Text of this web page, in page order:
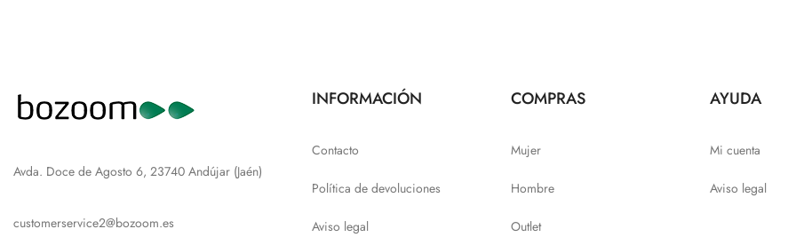
Avda. Doce de Agosto 6, 23740 Andújar (Jaén)
customerservice2@bozoom.es
INFORMACIÓN
Contacto
Política de devoluciones
Aviso legal
COMPRAS
Mujer
Hombre
Outlet
AYUDA
Mi cuenta
Aviso legal